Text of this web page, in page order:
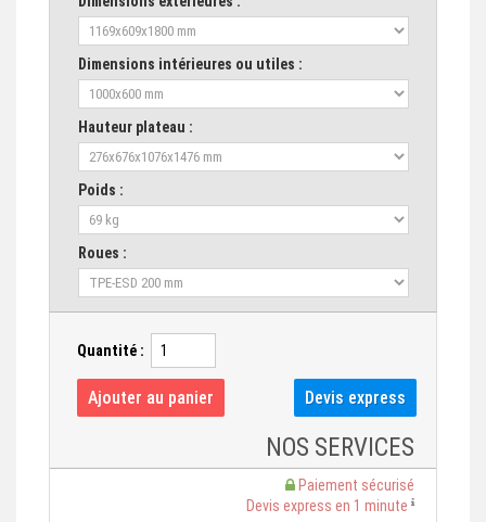
Dimensions intérieures ou utiles :
Hauteur plateau :
Poids :
Roues :
Quantité :
NOS SERVICES
Paiement sécurisé
Devis express en 1 minute